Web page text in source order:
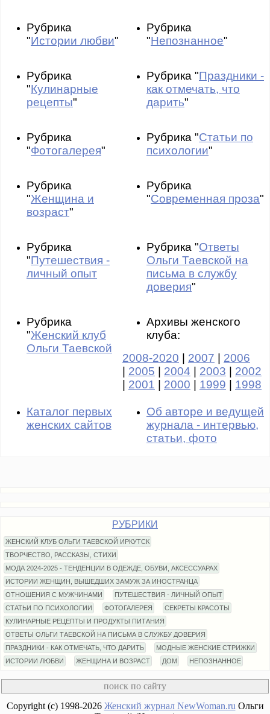
Рубрика
"Истории любви"
Рубрика
"Непознанное"
Рубрика
"Кулинарные
рецепты"
Рубрика "Праздники -
как отмечать, что
дарить"
Рубрика
"Фотогалерея"
Рубрика "Статьи по
психологии"
Рубрика
"Женщина и
возраст"
Рубрика
"Современная проза"
Рубрика
"Путешествия -
личный опыт
Рубрика "Ответы
Ольги Таевской на
письма в службу
доверия"
Рубрика
"Женский клуб
Ольги Таевской
Архивы женского
клуба:
2008-2020
2007
2006
2005 2004 2003
2002
2001 2000 1999 1998
Каталог первых
женских сайтов
Об авторе и ведущей
журнала - интервью,
статьи, фото
РУБРИКИ
ЖЕНСКИЙ КЛУБ ОЛЬГИ ТАЕВСКОЙ ИРКУТСК
ТВОРЧЕСТВО, РАССКАЗЫ, СТИХИ
МОДА 2024-2025 - ТЕНДЕНЦИИ В ОДЕЖДЕ, ОБУВИ, АКСЕССУАРАХ
ИСТОРИИ ЖЕНЩИН, ВЫШЕДШИХ ЗАМУЖ ЗА ИНОСТРАНЦА
ОТНОШЕНИЯ С МУЖЧИНАМИ
ПУТЕШЕСТВИЯ - ЛИЧНЫЙ ОПЫТ
СТАТЬИ ПО ПСИХОЛОГИИ
ФОТОГАЛЕРЕЯ
СЕКРЕТЫ КРАСОТЫ
КУЛИНАРНЫЕ РЕЦЕПТЫ И ПРОДУКТЫ ПИТАНИЯ
ОТВЕТЫ ОЛЬГИ ТАЕВСКОЙ НА ПИСЬМА В СЛУЖБУ ДОВЕРИЯ
ПРАЗДНИКИ - КАК ОТМЕЧАТЬ, ЧТО ДАРИТЬ
МОДНЫЕ ЖЕНСКИЕ СТРИЖКИ
ИСТОРИИ ЛЮБВИ
ЖЕНЩИНА И ВОЗРАСТ ДОМ НЕПОЗНАННОЕ
Copyright (c) 1998-2026 Женский журнал NewWoman.ruОльги